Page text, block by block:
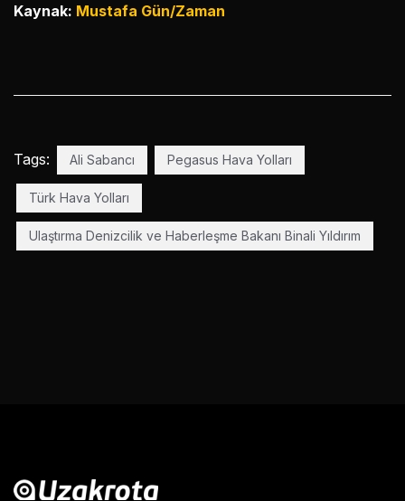
Kaynak: Mustafa Gün/Zaman
Tags: Ali Sabancı Pegasus Hava Yolları
Türk Hava Yolları
Ulaştırma Denizcilik ve Haberleşme Bakanı Binali Yıldırım